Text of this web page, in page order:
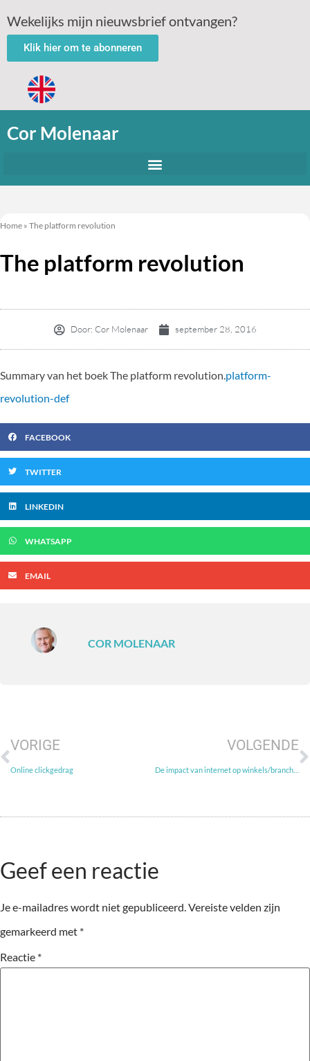
Wekelijks mijn nieuwsbrief ontvangen?
Klik hier om te abonneren
Cor Molenaar
Home » The platform revolution
The platform revolution
Door: Cor Molenaar september 28, 2016
Summary van het boek The platform revolution.platform-
revolution-def
FACEBOOK
TWITTER
LINKEDIN
WHATSAPP
EMAIL
COR MOLENAAR
VORIGE
Online clickgedrag
VOLGENDE
De impact van internet op winkels/branches
Geef een reactie
Je e-mailadres wordt niet gepubliceerd.Vereiste velden zijn
gemarkeerd met *
Reactie *